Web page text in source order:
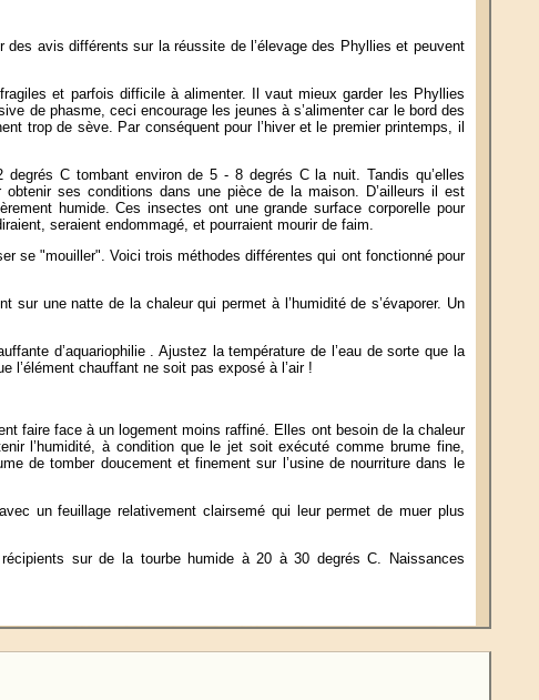
avis différents sur la réussite de l’élevage des Phyllies et peuvent
et parfois difficile à alimenter. Il vaut mieux garder les Phyllies
de phasme, ceci encourage les jeunes à s’alimenter car le bord des
trop de sève. Par conséquent pour l’hiver et le premier printemps, il
C tombant environ de 5 - 8 degrés C la nuit. Tandis qu’elles
ses conditions dans une pièce de la maison. D’ailleurs il est
humide. Ces insectes ont une grande surface corporelle pour
seraient endommagé, et pourraient mourir de faim.
se "mouiller". Voici trois méthodes différentes qui ont fonctionné pour
une natte de la chaleur qui permet à l’humidité de s’évaporer. Un
d’aquariophilie . Ajustez la température de l’eau de sorte que la
l’élément chauffant ne soit pas exposé à l’air !
faire face à un logement moins raffiné. Elles ont besoin de la chaleur
l’humidité, à condition que le jet soit exécuté comme brume fine,
de tomber doucement et finement sur l’usine de nourriture dans le
un feuillage relativement clairsemé qui leur permet de muer plus
sur de la tourbe humide à 20 à 30 degrés C. Naissances